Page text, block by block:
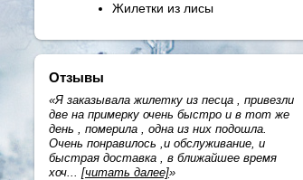
Жилетки из лисы
Отзывы
«Я заказывала жилетку из песца , привезли
две на примерку очень быстро и в тот же
день , померила , одна из них подошла.
Очень понравилось ,и обслуживание, и
быстрая доставка , в ближайшее время
хоч
[читать далее]»